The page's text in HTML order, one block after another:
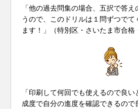
「他の過去問集の場合、五択で答
うので、このドリルは１問ずつで
ます！」（特別区・さいたま市合格
「印刷して何回でも使えるので良
成度で自分の進度を確認できるので